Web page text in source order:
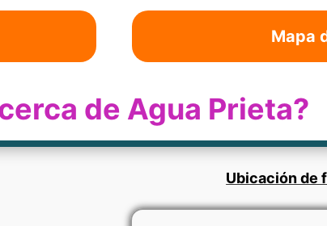
Mapa
de Agua Prieta?
Ubicación de